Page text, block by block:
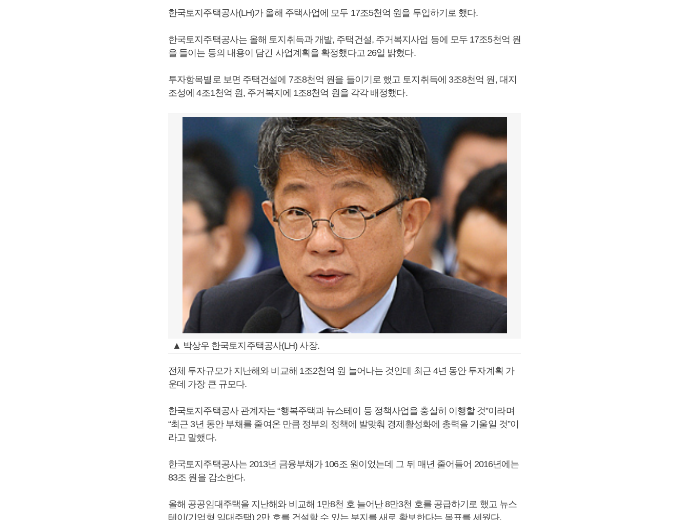
한국토지주택공사(LH)가 올해 주택사업에 모두 17조5천억 원을 투입하기로 했다.
한국토지주택공사는 올해 토지취득과 개발, 주택건설, 주거복지사업 등에 모두 17조5천억 원
을 들이는 등의 내용이 담긴 사업계획을 확정했다고 26일 밝혔다.
투자항목별로 보면 주택건설에 7조8천억 원을 들이기로 했고 토지취득에 3조8천억 원, 대지
조성에 4조1천억 원, 주거복지에 1조8천억 원을 각각 배정했다.
▲ 박상우 한국토지주택공사(LH) 사장.
전체 투자규모가 지난해와 비교해 1조2천억 원 늘어나는 것인데 최근 4년 동안 투자계획 가
운데 가장 큰 규모다.
한국토지주택공사 관계자는 “행복주택과 뉴스테이 등 정책사업을 충실히 이행할 것”이라며
“최근 3년 동안 부채를 줄여온 만큼 정부의 정책에 발맞춰 경제활성화에 총력을 기울일 것”이
라고 말했다.
한국토지주택공사는 2013년 금융부채가 106조 원이었는데 그 뒤 매년 줄어들어 2016년에는
83조 원을 감소한다.
올해 공공임대주택을 지난해와 비교해 1만8천 호 늘어난 8만3천 호를 공급하기로 했고 뉴스
테이(기업형 임대주택) 2만 호를 건설할 수 있는 부지를 새로 확보한다는 목표를 세웠다.